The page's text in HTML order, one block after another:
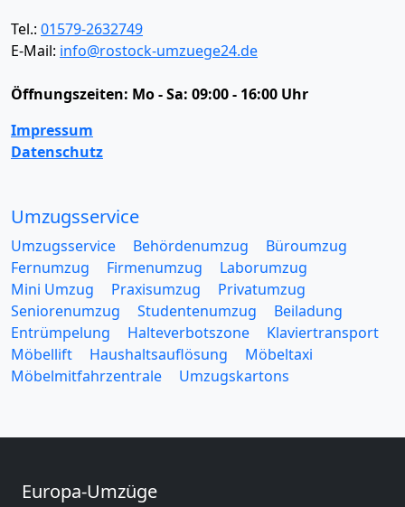
Tel.: 01579-2632749
E-Mail: info@rostock-umzuege24.de
Öffnungszeiten: Mo - Sa: 09:00 - 16:00 Uhr
Impressum
Datenschutz
Umzugsservice
Umzugsservice Behördenumzug
Büroumzug
Fernumzug
Firmenumzug
Laborumzug
Mini Umzug
Praxisumzug
Privatumzug
Seniorenumzug
Studentenumzug
Beiladung
Entrümpelung
Halteverbotszone
Klaviertransport
Möbellift
Haushaltsauflösung
Möbeltaxi
Möbelmitfahrzentrale
Umzugskartons
Europa-Umzüge